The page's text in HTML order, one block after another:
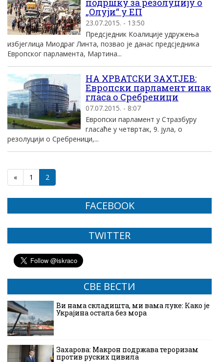
подршку за резолуцију о
„Олуји“ у ЕП
23.07.2015. - 13:50
Предсједник Коалиције удружења
избјеглица Миодраг Линта, позвао је данас предсједника
Европског парламента, Мартина...
НА ХРВАТСКИ ЗАХТЈЕВ:
Европски парламент ипак
гласа о Сребреници
07.07.2015. - 8:07
Европски парламент у Стразбуру
гласаће у четвртак, 9. јула, о
резолуцији о Сребреници,...
« 1 2
FACEBOOK
TWITTER
СВЕ ВЕСТИ
Ви нама складишта, ми вама луке: Како је
Украјина остала без мора
Захарова: Макрон подржава тероризам
против руских цивила